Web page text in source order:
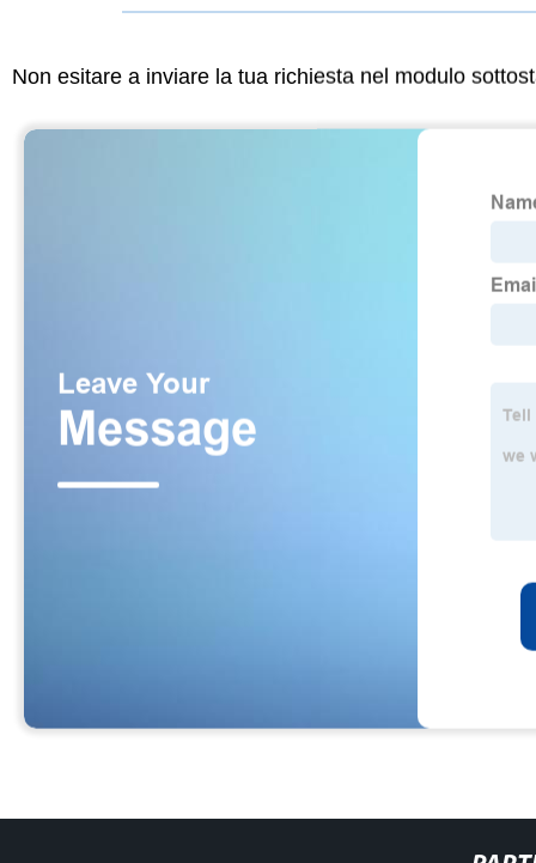
Non esitare a inviare la tua richiesta nel modulo